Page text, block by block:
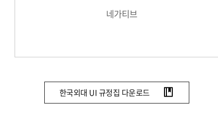
네가티브
한국외대 UI 규정집 다운로드